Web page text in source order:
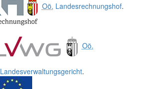
Oö. Landesrechnungshof.
Oö.
Landesverwaltungsgericht.